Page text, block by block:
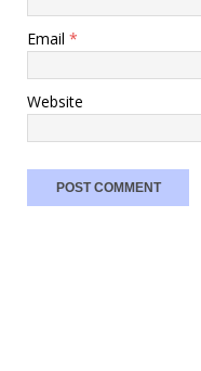
Email *
Website